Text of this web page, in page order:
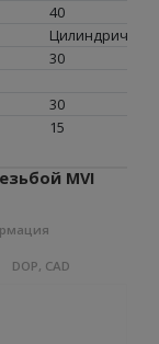
40
30
30
15
MVI
DOP, CAD